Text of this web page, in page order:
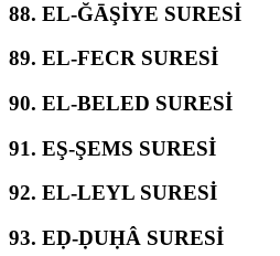
88. EL-ĞĀŞİYE SURESİ
89. EL-FECR SURESİ
90. EL-BELED SURESİ
91. EŞ-ŞEMS SURESİ
92. EL-LEYL SURESİ
93. EḌ-ḌUḤÂ SURESİ